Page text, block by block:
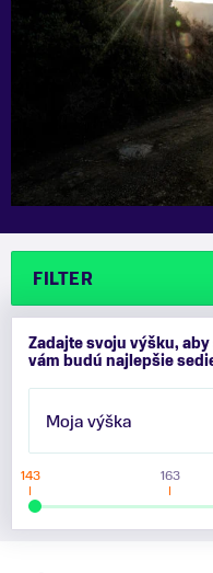
FILTER
Zadajte svoju výšku,
vám budú najlepšie
Moja výška
143 163